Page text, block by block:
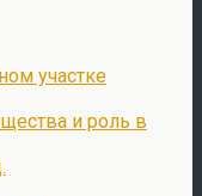
участке
и роль в